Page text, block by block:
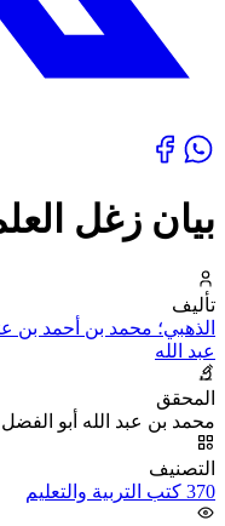
بيان زغل
تأليف
الذهبي؛ محمد بن أحمد بن
عبد الله
المحقق
محمد بن عبد الله أبو
التصنيف
370 كتب التربية والتعليم